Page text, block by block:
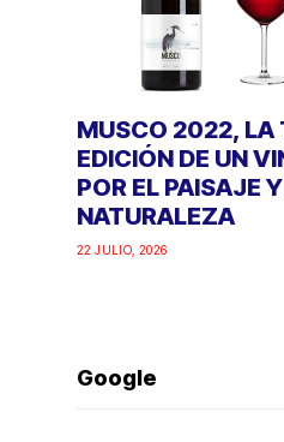
MUSCO 2022, LA
EDICIÓN DE UN
POR EL PAISAJE
NATURALEZA
22 JULIO, 2026
Google